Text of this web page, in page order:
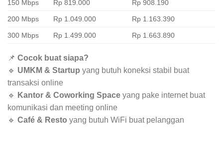
150 Mbps Rp 819.000 Rp 908.190
200 Mbps Rp 1.049.000 Rp 1.163.390
300 Mbps Rp 1.499.000 Rp 1.663.890
📌 Cocok buat siapa?
🔹 UMKM & Startup yang butuh koneksi stabil buat
transaksi online
🔹
Kantor & Coworking Space yang pake internet buat
komunikasi dan meeting online
🔹 Café & Resto yang butuh WiFi buat pelanggan